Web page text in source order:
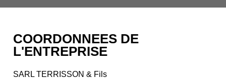
COORDONNEES DE
L'ENTREPRISE
SARL TERRISSON & Fils